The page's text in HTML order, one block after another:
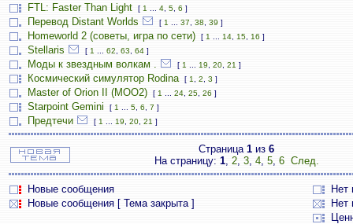
FTL: Faster Than Light [ 1 4 5 6 ]
Перевод Distant Worlds [ 1 37 38 39 ]
Homeworld 2 (советы, игра по сети) [ 1 14 15 16 ]
Stellaris [ 1 62 63 64 ]
Моды к звездным волкам . [ 1 19 20 21 ]
Космический симулятор Rodina [ 1 2 3 ]
Master of Orion II (MOO2) [ 1 24 25 26 ]
Starpoint Gemini [ 1 5 6 7 ]
Предтечи [ 1 19 20 21 ]
Страница 1 из 6
На страницу: 1, 2, 3, 4, 5, 6 След.
Новые сообщения
Нет
Новые сообщения [ Тема закрыта ]
Нет